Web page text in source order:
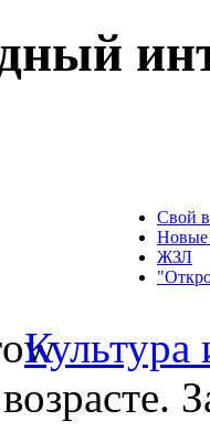
Свой
Новые
ЖЗЛ
Культура